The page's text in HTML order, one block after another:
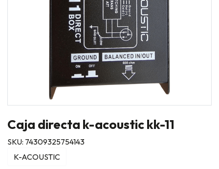
Caja directa k-acoustic kk-11
SKU: 74309325754143
K-ACOUSTIC